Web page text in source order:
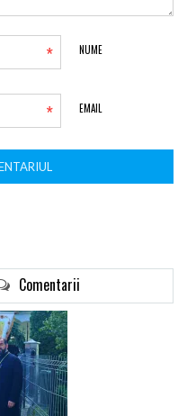
NUME
*
EMAIL
*
Comentarii